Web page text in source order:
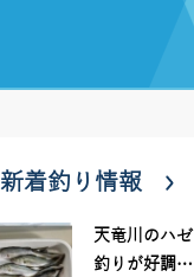
新着釣り情報
天竜川のハゼ
釣りが好調で